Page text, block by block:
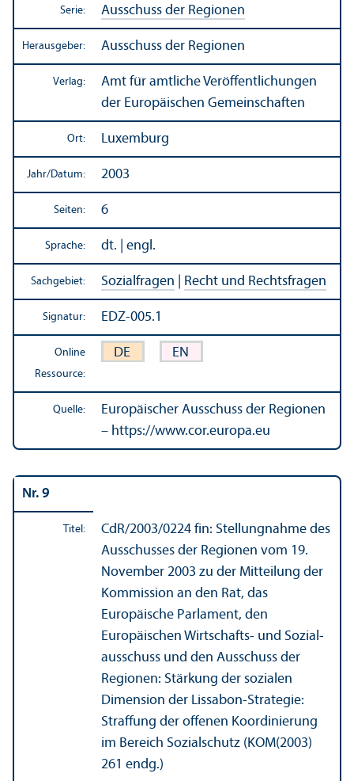
Serie:
Ausschuss der Regionen
Herausgeber: Ausschuss der Regionen
Verlag:
Amt für amtliche Veröffentlichungen
der Europäischen Gemeinschaften
Ort: Luxemburg
Jahr/Datum: 2003
Seiten: 6
Sprache: dt. | engl.
Sachgebiet: Sozialfragen Recht und Rechts­fragen
Signatur: EDZ-005.1
Online
Ressource:
DE EN
Quelle:
Europäischer Ausschuss der Regionen
– https://www.cor.europa.eu
Nr. 9
Titel: CdR/2003/0224 fin: Stellungnahme des
Ausschusses der Regionen vom 19.
November 2003 zu der Mitteilung der
Kommission an den Rat, das
Europäische Parlament, den
Europäischen Wirtschafts- und Sozial­
ausschuss und den Ausschuss der
Regionen: Stärkung der sozialen
Dimension der Lissabon-Strategie:
Straffung der offenen Koordinierung
im Bereich Sozialschutz (KOM(2003)
261 endg.)